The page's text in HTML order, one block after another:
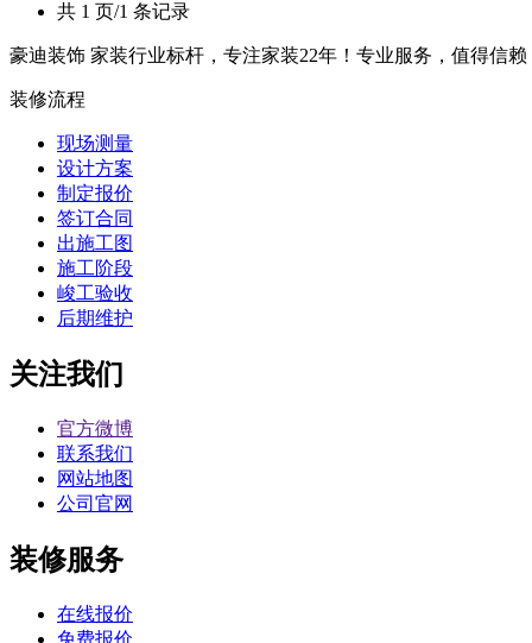
共 1 页/1 条记录
豪迪装饰 家装行业标杆，专注家装22年！专业服务，值得信赖
装修流程
现场测量
设计方案
制定报价
签订合同
出施工图
施工阶段
峻工验收
后期维护
关注我们
官方微博
联系我们
网站地图
公司官网
装修服务
在线报价
免费报价